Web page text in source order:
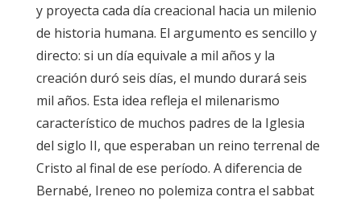
y proyecta cada día creacional hacia un milenio
de historia humana. El argumento es sencillo y
directo: si un día equivale a mil años y la
creación duró seis días, el mundo durará seis
mil años. Esta idea refleja el milenarismo
característico de muchos padres de la Iglesia
del siglo II, que esperaban un reino terrenal de
Cristo al final de ese período. A diferencia de
Bernabé, Ireneo no polemiza contra el sabbat